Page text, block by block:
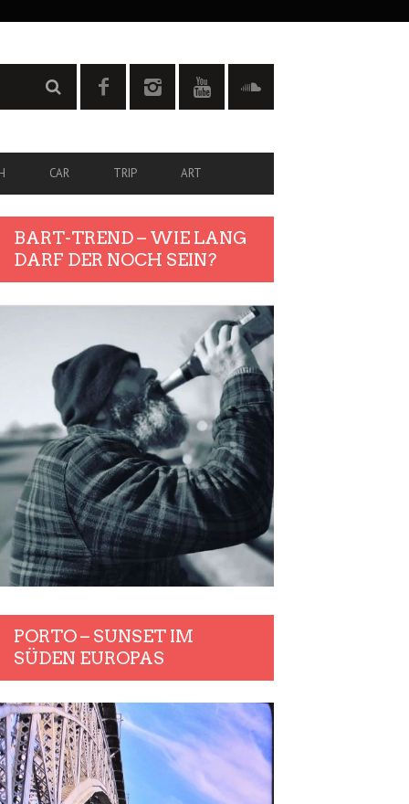
CAR TRIP ART
BART-TREND – WIE LANG
DARF DER NOCH SEIN?
PORTO – SUNSET IM
SÜDEN EUROPAS